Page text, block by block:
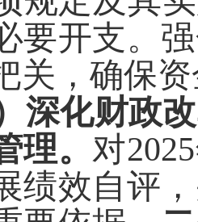
要开支。
关，确保
深化财政
理。 对2025
绩效自评